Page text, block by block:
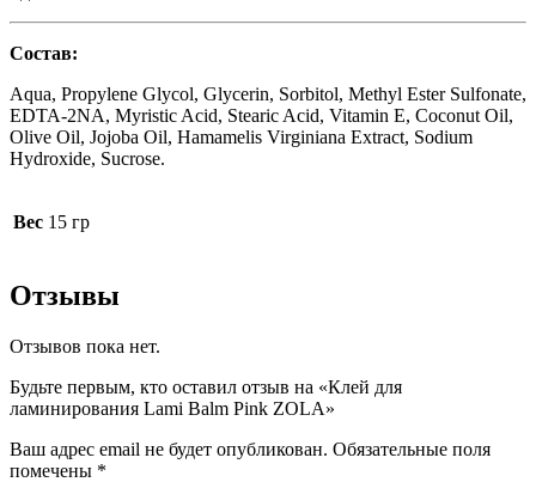
Состав:
Aqua, Propylene Glycol, Glycerin, Sorbitol, Methyl Ester Sulfonate,
EDTA-2NA, Myristic Acid, Stearic Acid, Vitamin E, Coconut Oil,
Olive Oil, Jojoba Oil, Hamamelis Virginiana Extract, Sodium
Hydroxide, Sucrose.
Вес 15 гр
Отзывы
Отзывов пока нет.
Будьте первым, кто оставил отзыв на «Клей для
ламинирования Lami Balm Pink ZOLA»
Ваш адрес email не будет опубликован. Обязательные поля
помечены *